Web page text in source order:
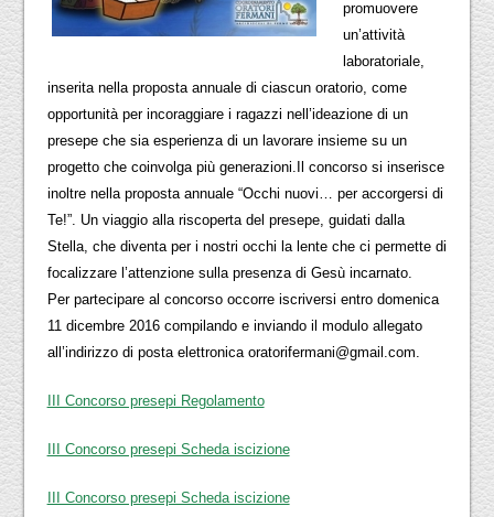
promuovere
un’attività
laboratoriale,
inserita nella proposta annuale di ciascun oratorio, come
opportunità per incoraggiare i ragazzi nell’ideazione di un
presepe che sia esperienza di un lavorare insieme su un
progetto che coinvolga più generazioni.Il concorso si inserisce
inoltre nella proposta annuale “Occhi nuovi… per accorgersi di
Te!”. Un viaggio alla riscoperta del presepe, guidati dalla
Stella, che diventa per i nostri occhi la lente che ci permette di
focalizzare l’attenzione sulla presenza di Gesù incarnato.
Per partecipare al concorso occorre iscriversi entro domenica
11 dicembre 2016 compilando e inviando il modulo allegato
all’indirizzo di posta elettronica oratorifermani@gmail.com.
III Concorso presepi Regolamento
III Concorso presepi Scheda iscizione
III Concorso presepi Scheda iscizione